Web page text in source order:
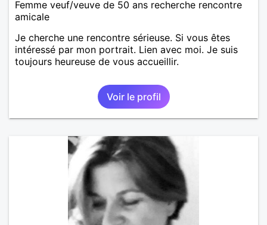
Femme veuf/veuve de 50 ans recherche rencontre
amicale
Je cherche une rencontre sérieuse. Si vous êtes
intéressé par mon portrait. Lien avec moi. Je suis
toujours heureuse de vous accueillir.
Voir le profil